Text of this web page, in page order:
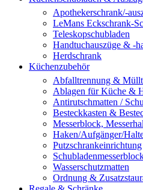
Apothekerschrank/-
LeMans Eckschrank-
Teleskopschubladen
Handtuchauszüge & -
Herdschrank
Küchenzubehör
Abfalltrennung &
Ablagen für Küche &
Antirutschmatten /
Besteckkasten &
Messerblock,
Haken/Aufgänger/
Putzschrankeinrichtung
Wasserschutzmatten
Ordnung &